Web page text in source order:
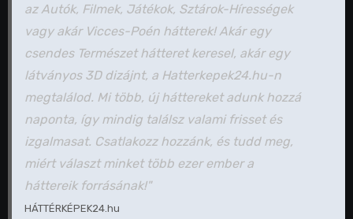
az Autók, Filmek, Játékok, Sztárok-Hírességek
vagy akár Vicces-Poén hátterek! Akár egy
csendes Természet hátteret keresel, akár egy
látványos 3D dizájnt, a Hatterkepek24.hu-n
megtalálod. Mi több, új háttereket adunk hozzá
naponta, így mindig találsz valami frisset és
izgalmasat. Csatlakozz hozzánk, és tudd meg,
miért választ minket több ezer ember a
háttereik forrásának!"
HÁTTÉRKÉPEK24.hu